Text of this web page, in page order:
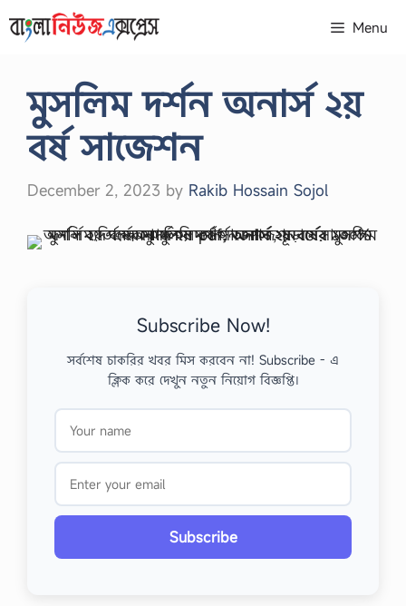
to
Menu
মুসলিম দর্শন অনার্স ২য়
বর্ষ সাজেশন
December 2, 2023 by Rakib Hossain Sojol
Subscribe Now!
সর্বশেষ চাকরির খবর মিস করবেন না! Subscribe - এ
ক্লিক করে দেখুন নতুন নিয়োগ বিজ্ঞপ্তি।
Subscribe